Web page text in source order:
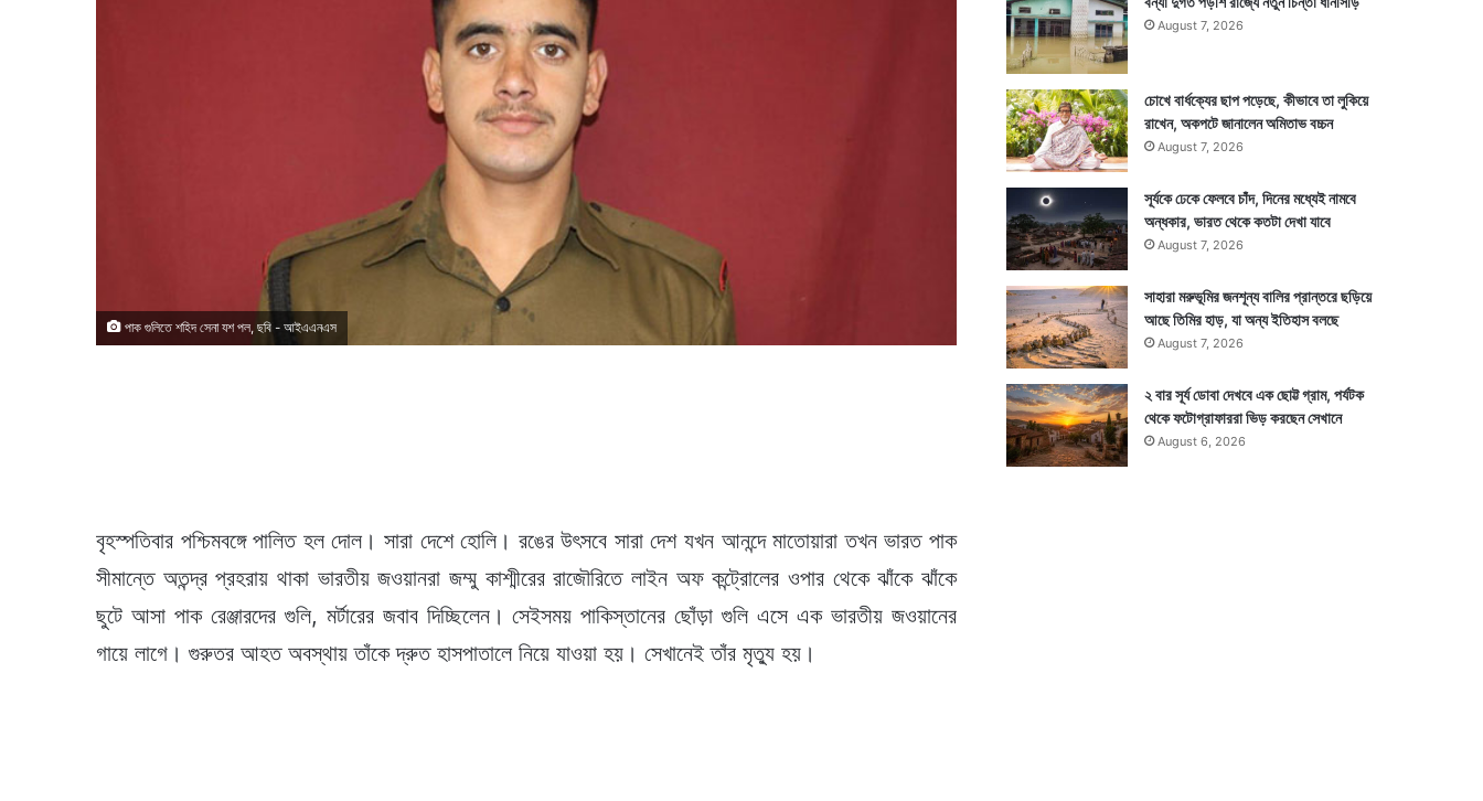
পাক গুলিতে শহিদ সেনা যশ পল, ছবি - আইএএনএস
বৃহস্পতিবার পশ্চিমবঙ্গে পালিত হল দোল। সারা দেশে হোলি। রঙের উৎসবে সারা দেশ যখন আনন্দে মাতোয়ারা তখন ভারত পাক
সীমান্তে অতন্দ্র প্রহরায় থাকা ভারতীয় জওয়ানরা জম্মু কাশ্মীরের রাজৌরিতে লাইন অফ কন্ট্রোলের ওপার থেকে ঝাঁকে ঝাঁকে
ছুটে আসা পাক রেঞ্জারদের গুলি, মর্টারের জবাব দিচ্ছিলেন। সেইসময় পাকিস্তানের ছোঁড়া গুলি এসে এক ভারতীয় জওয়ানের
গায়ে লাগে। গুরুতর আহত অবস্থায় তাঁকে দ্রুত হাসপাতালে নিয়ে যাওয়া হয়। সেখানেই তাঁর মৃত্যু হয়।
August 7, 2026
চোখে বার্ধক্যের ছাপ পড়েছে, কীভাবে তা লুকিয়ে
রাখেন, অকপটে জানালেন অমিতাভ বচ্চন
August 7, 2026
সূর্যকে ঢেকে ফেলবে চাঁদ, দিনের মধ্যেই নামবে
অন্ধকার, ভারত থেকে কতটা দেখা যাবে
August 7, 2026
সাহারা মরুভূমির জনশূন্য বালির প্রান্তরে ছড়িয়ে
আছে তিমির হাড়, যা অন্য ইতিহাস বলছে
August 7, 2026
২ বার সূর্য ডোবা দেখবে এক ছোট্ট গ্রাম, পর্যটক
থেকে ফটোগ্রাফাররা ভিড় করছেন সেখানে
August 6, 2026